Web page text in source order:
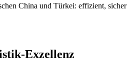
China und Türkei: effizient, sicher
Exzellenz